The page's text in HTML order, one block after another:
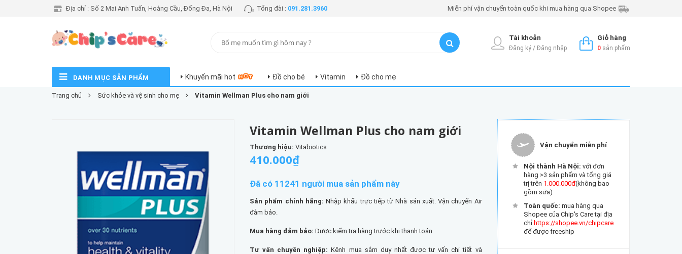
Địa chỉ : Số 2 Mai Anh Tuấn, Hoàng Cầu, Đống Đa, Hà Nội Tổng đài : 091.281.3960 Miễn phí vận chuyển toàn quốc khi mua hàng qua Shopee
Giỏ hàng
0 sản phẩm
Tài khoản
Đăng ký / Đăng nhập
DANH MỤC SẢN PHẨM Khuyến mãi hot Đồ cho bé Vitamin Đồ cho mẹ
Trang chủ Sức khỏe và vệ sinh cho mẹ Vitamin Wellman Plus cho nam giới
Vitamin Wellman Plus cho nam giới
Thương hiệu: Vitabiotics
410.000₫
Đã có 11241 người mua sản phẩm này
Sản phẩm chính hãng: Nhập khẩu trực tiếp từ Nhà sản xuất. Vận chuyển Air
đảm bảo.
Mua hàng đảm bảo: Được kiểm tra hàng trước khi thanh toán.
Tư vấn chuyên nghiệp: Kênh mua sắm duy nhất được tư vấn chi tiết và
Vận chuyển miễn phí
Nội thành Hà Nội: với đơn
hàng >3 sản phẩm và tổng giá
trị trên 1.000.000đ(không bao
gồm sữa)
Toàn quốc: mua hàng qua
Shopee của Chip's Care tại địa
chỉ https://shopee.vn/chipcare
để được freeship